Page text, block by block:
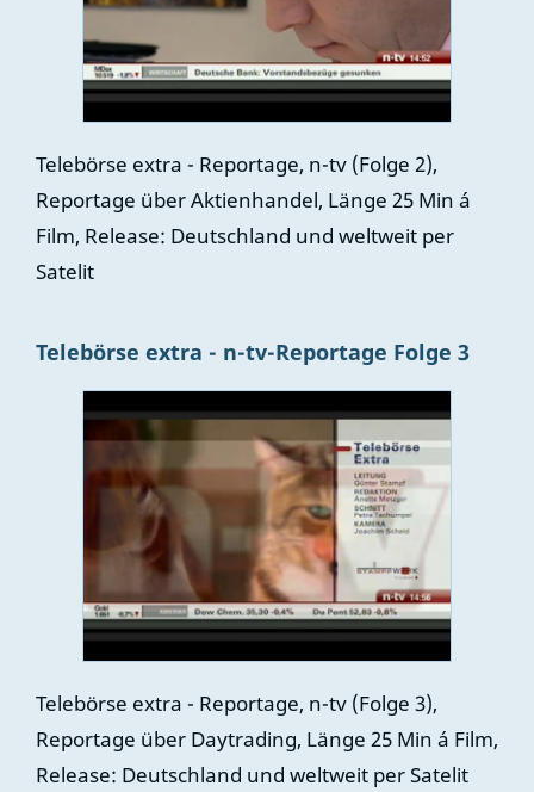
Telebörse extra - Reportage, n-tv (Folge 2),
Reportage über Aktienhandel, Länge 25 Min á
Film, Release: Deutschland und weltweit per
Satelit
Telebörse extra - n-tv-Reportage Folge 3
Telebörse extra - Reportage, n-tv (Folge 3),
Reportage über Daytrading, Länge 25 Min á Film,
Release: Deutschland und weltweit per Satelit